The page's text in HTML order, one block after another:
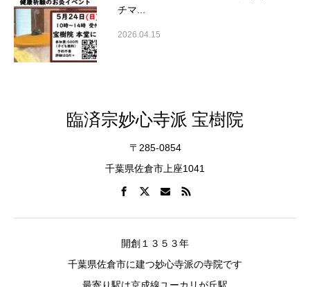
チマ...
2026.04.15
臨済宗妙心寺派 宝樹院
〒285-0854
千葉県佐倉市上座1041
開創１３５３年
千葉県佐倉市に建つ妙心寺派の寺院です